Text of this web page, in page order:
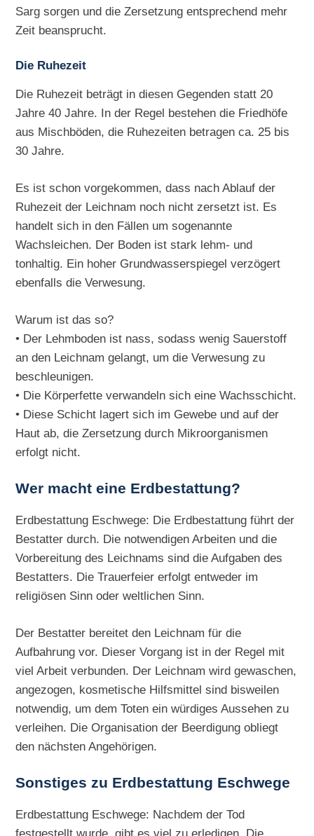
Sarg sorgen und die Zersetzung entsprechend mehr
Zeit beansprucht.
Die Ruhezeit
Die Ruhezeit beträgt in diesen Gegenden statt 20
Jahre 40 Jahre. In der Regel bestehen die Friedhöfe
aus Mischböden, die Ruhezeiten betragen ca. 25 bis
30 Jahre.
Es ist schon vorgekommen, dass nach Ablauf der
Ruhezeit der Leichnam noch nicht zersetzt ist. Es
handelt sich in den Fällen um sogenannte
Wachsleichen. Der Boden ist stark lehm- und
tonhaltig. Ein hoher Grundwasserspiegel verzögert
ebenfalls die Verwesung.
Warum ist das so?
• Der Lehmboden ist nass, sodass wenig Sauerstoff
an den Leichnam gelangt, um die Verwesung zu
beschleunigen.
• Die Körperfette verwandeln sich eine Wachsschicht.
• Diese Schicht lagert sich im Gewebe und auf der
Haut ab, die Zersetzung durch Mikroorganismen
erfolgt nicht.
Wer macht eine Erdbestattung?
Erdbestattung Eschwege: Die Erdbestattung führt der
Bestatter durch. Die notwendigen Arbeiten und die
Vorbereitung des Leichnams sind die Aufgaben des
Bestatters. Die Trauerfeier erfolgt entweder im
religiösen Sinn oder weltlichen Sinn.
Der Bestatter bereitet den Leichnam für die
Aufbahrung vor. Dieser Vorgang ist in der Regel mit
viel Arbeit verbunden. Der Leichnam wird gewaschen,
angezogen, kosmetische Hilfsmittel sind bisweilen
notwendig, um dem Toten ein würdiges Aussehen zu
verleihen. Die Organisation der Beerdigung obliegt
den nächsten Angehörigen.
Sonstiges zu Erdbestattung Eschwege
Erdbestattung Eschwege: Nachdem der Tod
festgestellt wurde, gibt es viel zu erledigen. Die